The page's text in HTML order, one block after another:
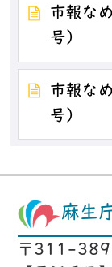
市報な
号）
市報な
号）
麻生
〒311-